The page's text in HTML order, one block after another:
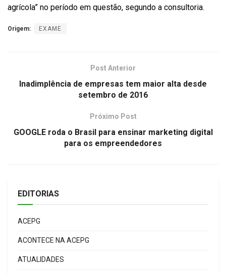
agrícola” no período em questão, segundo a consultoria.
Origem: EXAME
Post Anterior
Inadimplência de empresas tem maior alta desde
setembro de 2016
Próximo Post
GOOGLE roda o Brasil para ensinar marketing digital
para os empreendedores
EDITORIAS
ACEPG
ACONTECE NA ACEPG
ATUALIDADES